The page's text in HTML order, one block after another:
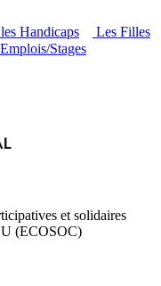
Handicaps
Les Filles
Emplois/Stages
et solidaires
(ECOSOC)